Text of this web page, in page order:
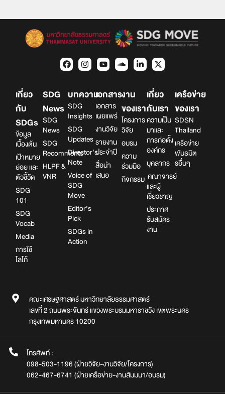
เกี่ยว
กับ
SDGs
ข้อมูล
เบื้องต้น
เป้าหมาย
ย่อย และ
ตัวชี้วัด
SDG
101
SDG
Vocab
Media
การใช้
โลโก้
SDG
News
SDG
News
SDG
Recomments
HLPF &
VNR
บทความ
SDG
Insights
SDG
Updates
Director’s
Note
Voice of
SDG
Move
Editor’s
Pick
SDGs in
Action
เอกสาร
เอกสาร
เผยแพร่
งานวิจัย
รายงาน
ประจำปี
สื่อนำ
เสนอ
งาน
ของเรา
โครงการ
วิจัย
อบรม
ความ
ร่วมมือ
กิจกรรม
เกี่ยว
กับเรา
ความเป็น
มาและ
การก่อตั้ง
องค์กร
บุคลากร
คณาจารย์
และผู้
เชี่ยวชาญ
ประกาศ
รับสมัคร
งาน
เครือข่าย
ของเรา
SDSN
Thailand
เครือข่าย
พันธมิต
รอื่นๆ
คณะเศรษฐศาสตร์ มหาวิทยาลัยธรรมศาสตร์
เลขที่ 2 ถนนพระจันทร์ แขวงพระบรมมหาราชวัง เขตพระนคร
กรุงเทพมหานคร 10200
โทรศัพท์ :
098-503-1196 (ฝ่ายวิจัย-งานวิจัย/โครงการ)
062-467-6741 (ฝ่ายเครือข่าย-งานสัมมนา/อบรม)